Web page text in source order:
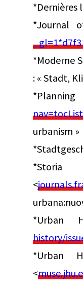
*Dernières
*Journal
*Moderne
: « Stadt,
nav=tocList
urbanism »
<
*Urban
history/
*Urban
<